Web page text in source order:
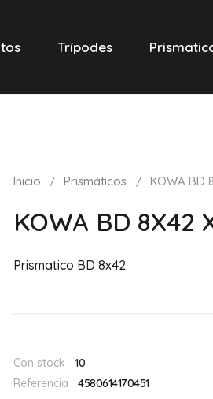
Trípodes
Inicio Prismáticos KOWA BD
KOWA BD 8X42
Prismatico BD 8x42
Con stock
10
Referencia
4580614170451